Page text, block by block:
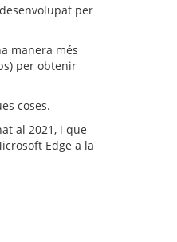
per
manera més
per obtenir
coses.
al 2021, i que
Edge a la